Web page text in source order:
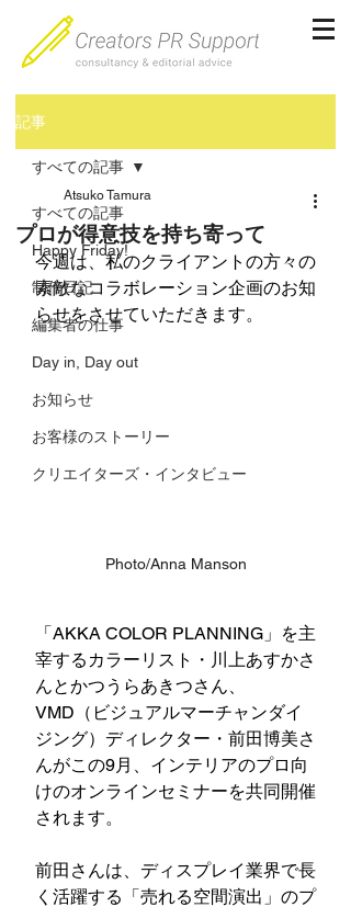
記事
すべての記事
Happy Friday!
制作日記
編集者の仕事
Day in, Day out
お知らせ
お客様のストーリー
クリエイターズ・インタビュー
すべての記事
プロが得意技を持ち寄って
Atsuko Tamura
今週は、私のクライアントの方々の
素敵なコラボレーション企画のお知
らせをさせていただきます。
Photo/Anna Manson
「AKKA COLOR PLANNING」を主
宰するカラーリスト・川上あすかさ
んとかつうらあきつさん、
VMD（ビジュアルマーチャンダイ
ジング）ディレクター・前田博美さ
んがこの9月、インテリアのプロ向
けのオンラインセミナーを共同開催
されます。
前田さんは、ディスプレイ業界で長
く活躍する「売れる空間演出」のプ